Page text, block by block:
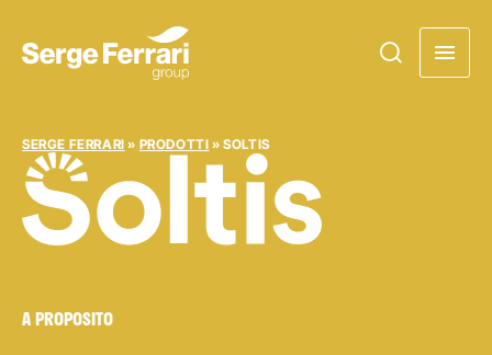
SERGE FERRARI » PRODOTTI »SOLTIS
A PROPOSITO